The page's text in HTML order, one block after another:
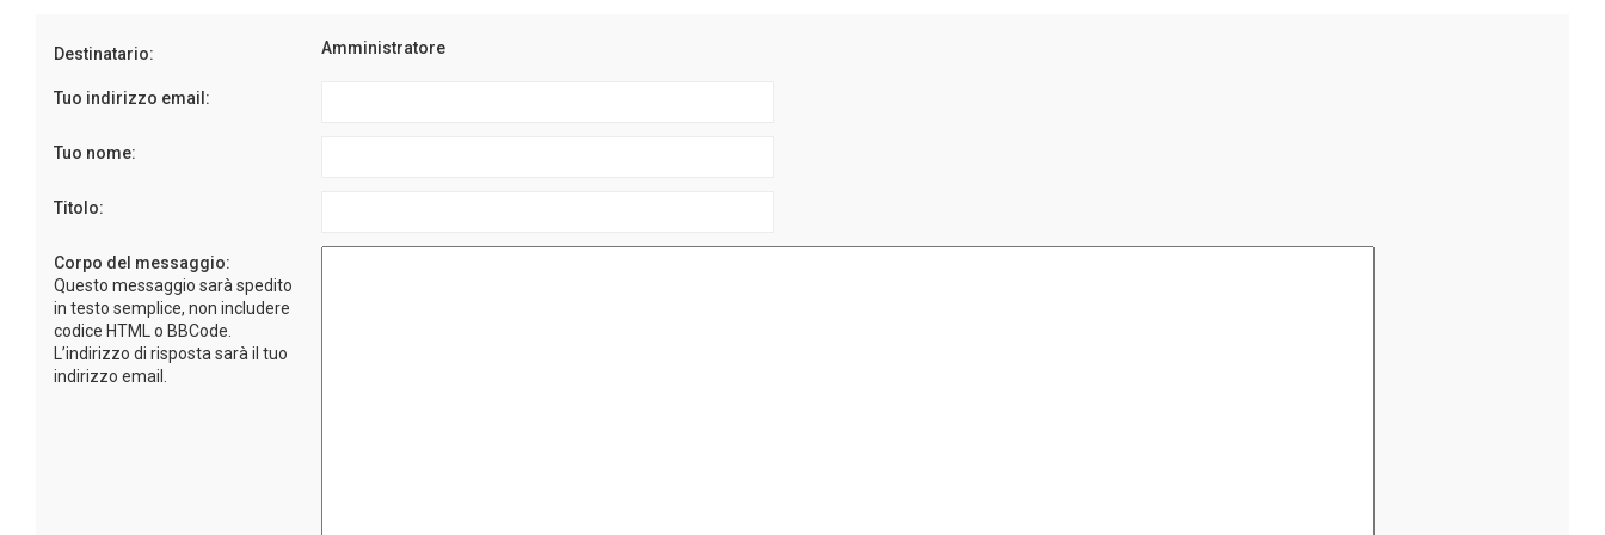
Destinatario: Amministratore
Tuo indirizzo email:
Tuo nome:
Titolo:
Corpo del messaggio:
Questo messaggio sarà spedito
in testo semplice, non includere
codice HTML o BBCode.
L’indirizzo di risposta sarà il tuo
indirizzo email.